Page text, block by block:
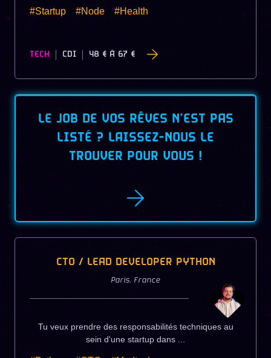
#Startup #Node #Health
TECH CDI 48 € À 67 €
LE JOB DE VOS RÊVES N’EST PAS
LISTÉ ? LAISSEZ-NOUS LE
TROUVER POUR VOUS !
CTO / LEAD DEVELOPER PYTHON
Paris, France
Tu veux prendre des responsabilités techniques au
sein d'une startup dans ...